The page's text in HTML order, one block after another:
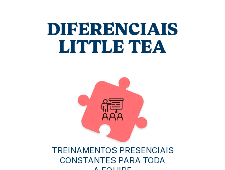
DIFERENCIAIS
LITTLE TEA
TREINAMENTOS PRESENCIAIS
CONSTANTES PARA TODA